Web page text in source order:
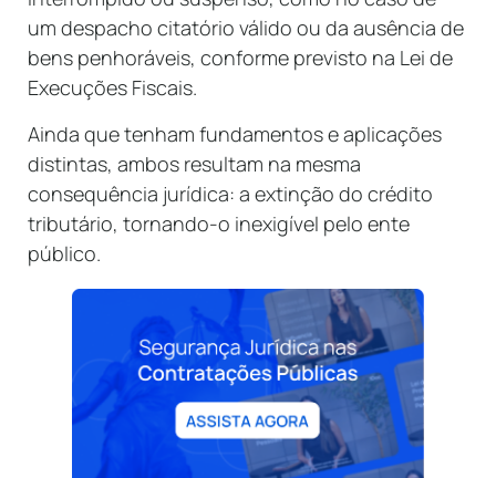
um despacho citatório válido ou da ausência de
bens penhoráveis, conforme previsto na Lei de
Execuções Fiscais.
Ainda que tenham fundamentos e aplicações
distintas, ambos resultam na mesma
consequência jurídica: a extinção do crédito
tributário, tornando-o inexigível pelo ente
público.